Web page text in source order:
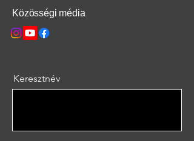
Közösségi média
Keresztnév